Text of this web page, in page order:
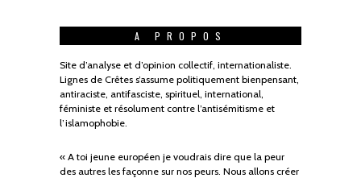
A PROPOS
Site d’analyse et d’opinion collectif, internationaliste.
Lignes de Crêtes s’assume politiquement bienpensant,
antiraciste, antifasciste, spirituel, international,
féministe et résolument contre l’antisémitisme et
l’islamophobie.
« A toi jeune européen je voudrais dire que la peur
des autres les façonne sur nos peurs. Nous allons créer